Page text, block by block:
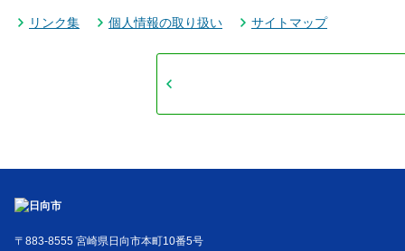
リンク集 個人情報の取り扱い サイトマップ
〒883-8555 宮崎県日向市本町10番5号